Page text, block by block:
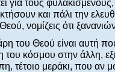
για τους
και πάλι την
νομίζεις ότι
του Θεού είναι αυτή
του κόσμου στην άλλη,
τέτοιο μεράκι, που αν